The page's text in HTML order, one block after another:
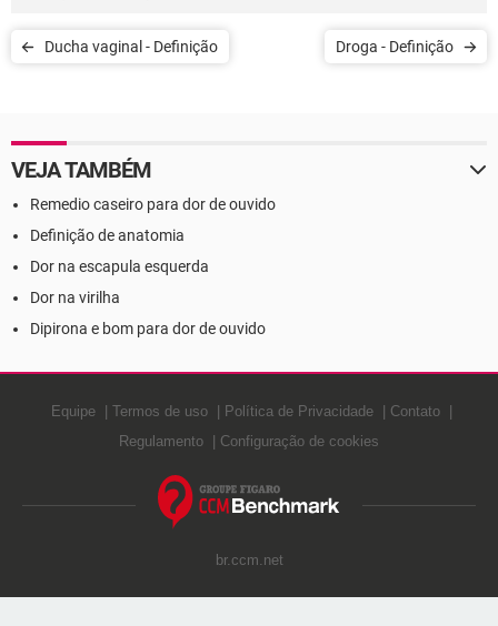
Ducha vaginal - Definição Droga - Definição
VEJA TAMBÉM
Remedio caseiro para dor de ouvido
Definição de anatomia
Dor na escapula esquerda
Dor na virilha
Dipirona e bom para dor de ouvido
Equipe Termos de uso Política de Privacidade
Contato
Regulamento
Configuração de cookies
br.ccm.net